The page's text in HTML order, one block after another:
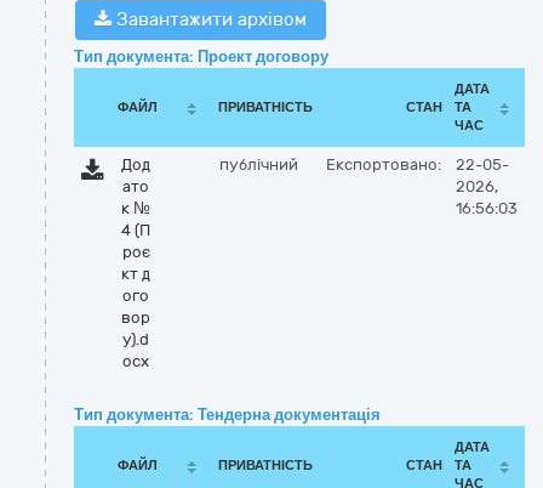
Завантажити архівом
Тип документа: Проект договору
ФАЙЛ ПРИВАТНІСТЬ СТАН
ДАТА
ТА
ЧАС
Дод
ато
к №
4 (П
роє
кт д
ого
вор
у).d
ocx
публічний Експортовано:
22-05-
2026,
16:56:03
Тип документа: Тендерна документація
ФАЙЛ ПРИВАТНІСТЬ СТАН
ДАТА
ТА
ЧАС